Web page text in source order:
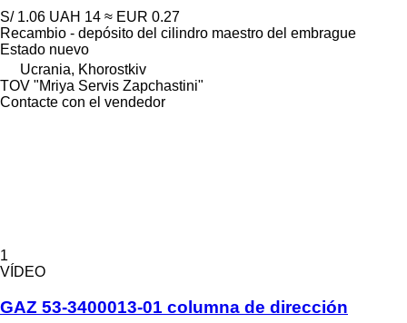
S/ 1.06 UAH 14 ≈ EUR 0.27
Recambio - depósito del cilindro maestro del embrague
Estado nuevo
Ucrania, Khorostkiv
TOV "Mriya Servis Zapchastini"
Contacte con el vendedor
1
VÍDEO
GAZ 53-3400013-01 columna de dirección